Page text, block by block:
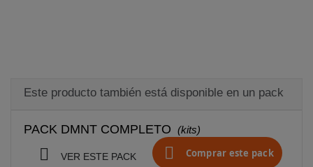
Este producto también está disponible en un pack
PACK DMNT COMPLETO (kits)
 VER ESTE PACK  Comprar este pack